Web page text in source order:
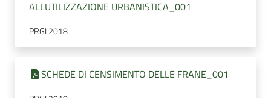
ALLUTILIZZAZIONE URBANISTICA_001
PRGI 2018
SCHEDE DI CENSIMENTO DELLE FRANE_001